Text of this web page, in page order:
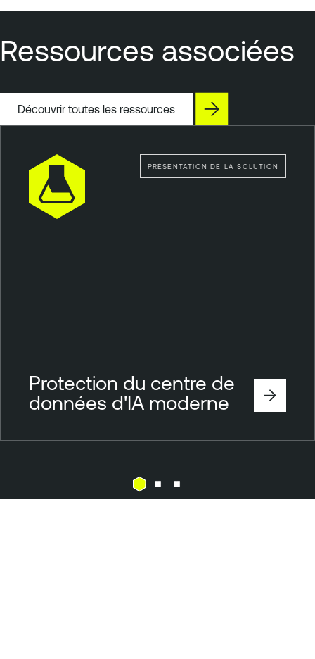
Ressources associées
Découvrir toutes les ressources
PRÉSENTATION DE LA SOLUTION
Protection du centre de
données d'IA moderne